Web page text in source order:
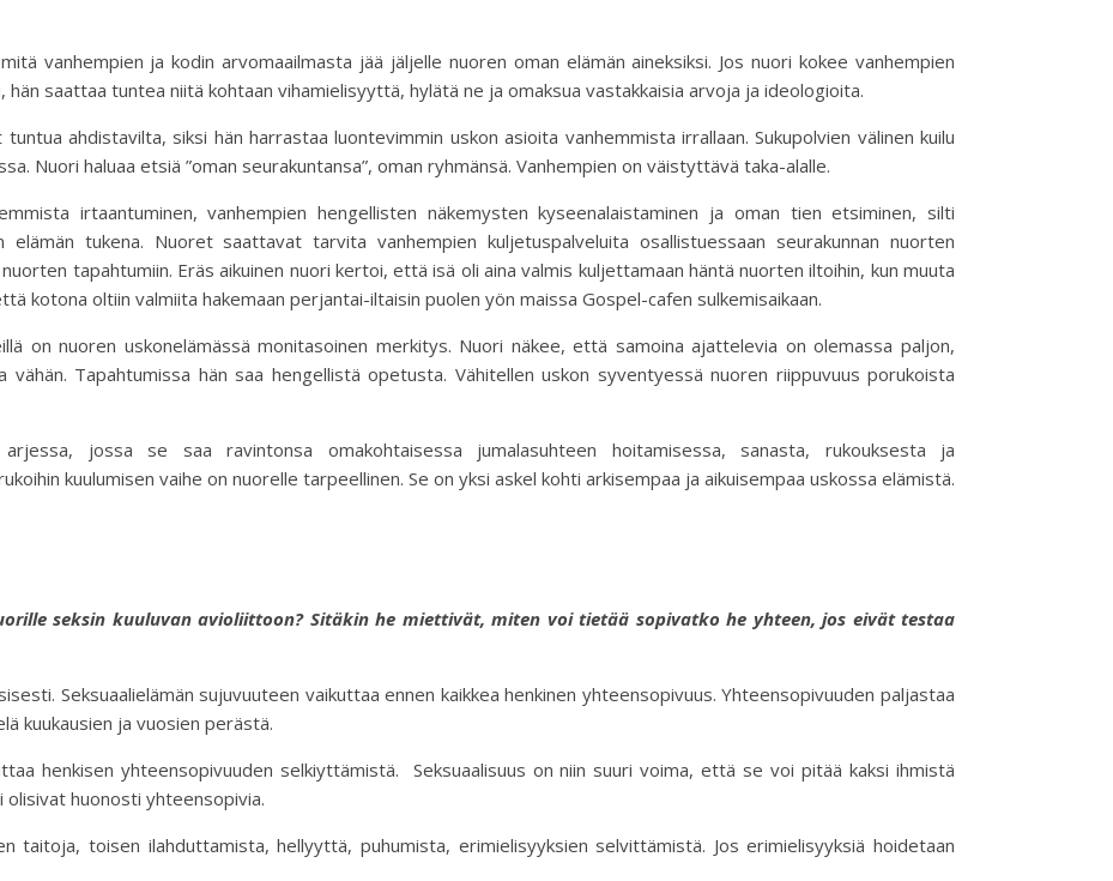
vanhempien ja kodin arvomaailmasta jää jäljelle nuoren oman elämän aineksiksi. Jos nuori kokee vanhempien
saattaa tuntea niitä kohtaan vihamielisyyttä, hylätä ne ja omaksua vastakkaisia arvoja ja ideologioita.
ahdistavilta, siksi hän harrastaa luontevimmin uskon asioita vanhemmista irrallaan. Sukupolvien välinen kuilu
Nuori haluaa etsiä ”oman seurakuntansa”, oman ryhmänsä. Vanhempien on väistyttävä taka-alalle.
irtaantuminen, vanhempien hengellisten näkemysten kyseenalaistaminen ja oman tien etsiminen, silti
elämän tukena. Nuoret saattavat tarvita vanhempien kuljetuspalveluita osallistuessaan seurakunnan nuorten
tapahtumiin. Eräs aikuinen nuori kertoi, että isä oli aina valmis kuljettamaan häntä nuorten iltoihin, kun muuta
kotona oltiin valmiita hakemaan perjantai-iltaisin puolen yön maissa Gospel-cafen sulkemisaikaan.
on nuoren uskonelämässä monitasoinen merkitys. Nuori näkee, että samoina ajattelevia on olemassa paljon,
vähän. Tapahtumissa hän saa hengellistä opetusta. Vähitellen uskon syventyessä nuoren riippuvuus porukoista
jossa se saa ravintonsa omakohtaisessa jumalasuhteen hoitamisessa, sanasta, rukouksesta ja
kuulumisen vaihe on nuorelle tarpeellinen. Se on yksi askel kohti arkisempaa ja aikuisempaa uskossa elämistä.
seksin kuuluvan avioliittoon? Sitäkin he miettivät, miten voi tietää sopivatko he yhteen, jos eivät testaa
Seksuaalielämän sujuvuuteen vaikuttaa ennen kaikkea henkinen yhteensopivuus. Yhteensopivuuden paljastaa
kuukausien ja vuosien perästä.
henkisen yhteensopivuuden selkiyttämistä. Seksuaalisuus on niin suuri voima, että se voi pitää kaksi ihmistä
olisivat huonosti yhteensopivia.
taitoja, toisen ilahduttamista, hellyyttä, puhumista, erimielisyyksien selvittämistä. Jos erimielisyyksiä hoidetaan